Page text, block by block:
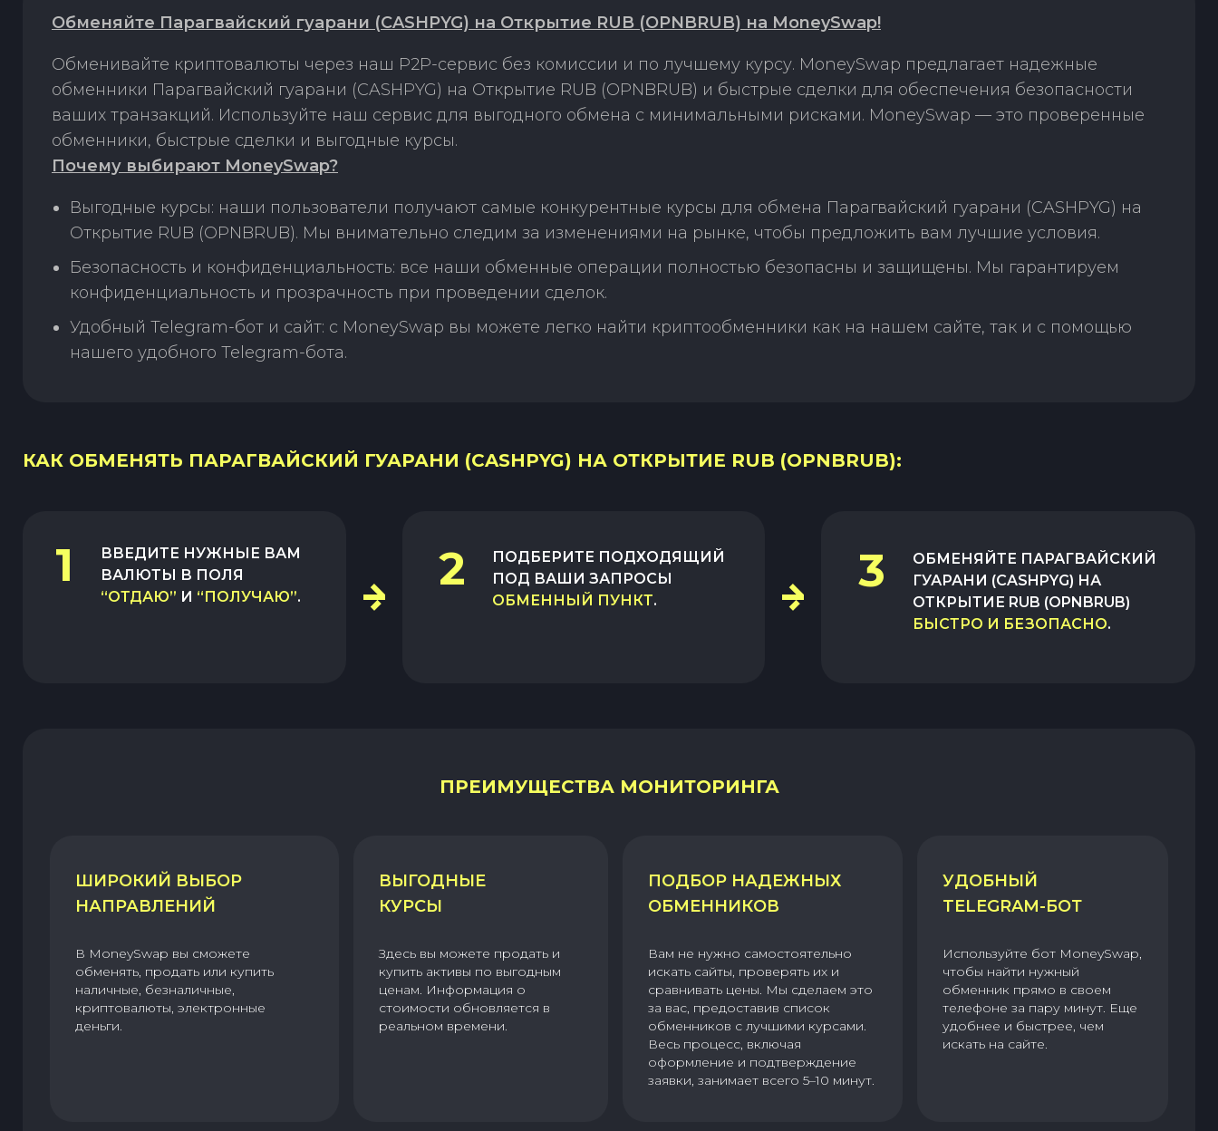
Обменяйте Парагвайский гуарани (CASHPYG) на Открытие RUB (OPNBRUB) на MoneySwap!
Обменивайте криптовалюты через наш P2P-сервис без комиссии и по лучшему курсу. MoneySwap предлагает надежные
обменники Парагвайский гуарани (CASHPYG) на Открытие RUB (OPNBRUB) и быстрые сделки для обеспечения безопасности
ваших транзакций. Используйте наш сервис для выгодного обмена с минимальными рисками. MoneySwap — это проверенные
обменники, быстрые сделки и выгодные курсы.
Почему выбирают MoneySwap?
Выгодные курсы: наши пользователи получают самые конкурентные курсы для обмена Парагвайский гуарани (CASHPYG) на
Открытие RUB (OPNBRUB). Мы внимательно следим за изменениями на рынке, чтобы предложить вам лучшие условия.
Безопасность и конфиденциальность: все наши обменные операции полностью безопасны и защищены. Мы гарантируем
конфиденциальность и прозрачность при проведении сделок.
Удобный Telegram-бот и сайт: с MoneySwap вы можете легко найти криптообменники как на нашем сайте, так и с помощью
нашего удобного Telegram-бота.
КАК ОБМЕНЯТЬ ПАРАГВАЙСКИЙ ГУАРАНИ (CASHPYG) НА ОТКРЫТИЕ RUB (OPNBRUB):
1
ВВЕДИТЕ НУЖНЫЕ ВАМ
ВАЛЮТЫ В ПОЛЯ
“ОТДАЮ” И “ПОЛУЧАЮ”.
2
ПОДБЕРИТЕ ПОДХОДЯЩИЙ
ПОД ВАШИ ЗАПРОСЫ
ОБМЕННЫЙ ПУНКТ.
3 ОБМЕНЯЙТЕ ПАРАГВАЙСКИЙ
ГУАРАНИ (CASHPYG) НА
ОТКРЫТИЕ RUB (OPNBRUB)
БЫСТРО И БЕЗОПАСНО.
ПРЕИМУЩЕСТВА МОНИТОРИНГА
ШИРОКИЙ ВЫБОР
НАПРАВЛЕНИЙ
В MoneySwap вы сможете
обменять, продать или купить
наличные, безналичные,
криптовалюты, электронные
деньги.
ВЫГОДНЫЕ
КУРСЫ
Здесь вы можете продать и
купить активы по выгодным
ценам. Информация о
стоимости обновляется в
реальном времени.
ПОДБОР НАДЕЖНЫХ
ОБМЕННИКОВ
Вам не нужно самостоятельно
искать сайты, проверять их и
сравнивать цены. Мы сделаем это
за вас, предоставив список
обменников с лучшими курсами.
Весь процесс, включая
оформление и подтверждение
заявки, занимает всего 5–10 минут.
УДОБНЫЙ
TELEGRAM-БОТ
Используйте бот MoneySwap,
чтобы найти нужный
обменник прямо в своем
телефоне за пару минут. Еще
удобнее и быстрее, чем
искать на сайте.